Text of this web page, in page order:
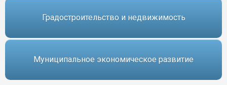
Градостроительство и недвижимость
Муниципальное экономическое развитие